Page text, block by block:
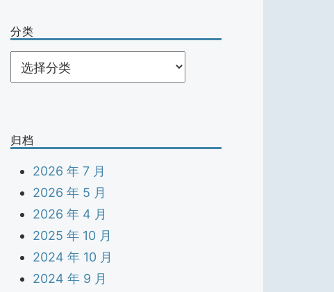
分类
类
归档
2026 年 7 月
2026 年 5 月
2026 年 4 月
2025 年 10 月
2024 年 10 月
2024 年 9 月